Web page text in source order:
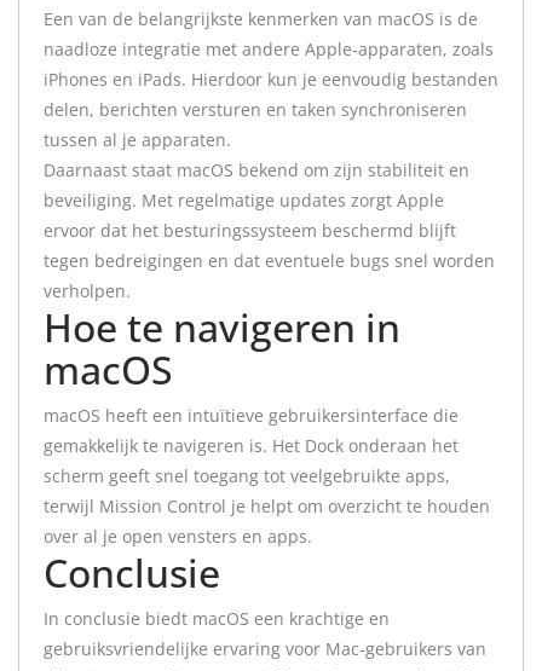
Een van de belangrijkste kenmerken van macOS is de
naadloze integratie met andere Apple-apparaten, zoals
iPhones en iPads. Hierdoor kun je eenvoudig bestanden
delen, berichten versturen en taken synchroniseren
tussen al je apparaten.
Daarnaast staat macOS bekend om zijn stabiliteit en
beveiliging. Met regelmatige updates zorgt Apple
ervoor dat het besturingssysteem beschermd blijft
tegen bedreigingen en dat eventuele bugs snel worden
verholpen.
Hoe te navigeren in
macOS
macOS heeft een intuïtieve gebruikersinterface die
gemakkelijk te navigeren is. Het Dock onderaan het
scherm geeft snel toegang tot veelgebruikte apps,
terwijl Mission Control je helpt om overzicht te houden
over al je open vensters en apps.
Conclusie
In conclusie biedt macOS een krachtige en
gebruiksvriendelijke ervaring voor Mac-gebruikers van